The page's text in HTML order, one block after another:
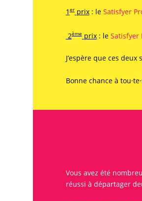
1erprix: le Satisfyer
2èmeprix: le Satisfyer
J’espère que ces
Bonne chance à
Vous avez été
réussi à départager